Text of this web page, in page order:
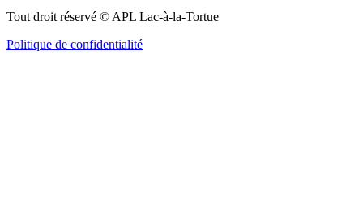
Tout droit réservé © APL Lac-à-la-Tortue
Politique de confidentialité